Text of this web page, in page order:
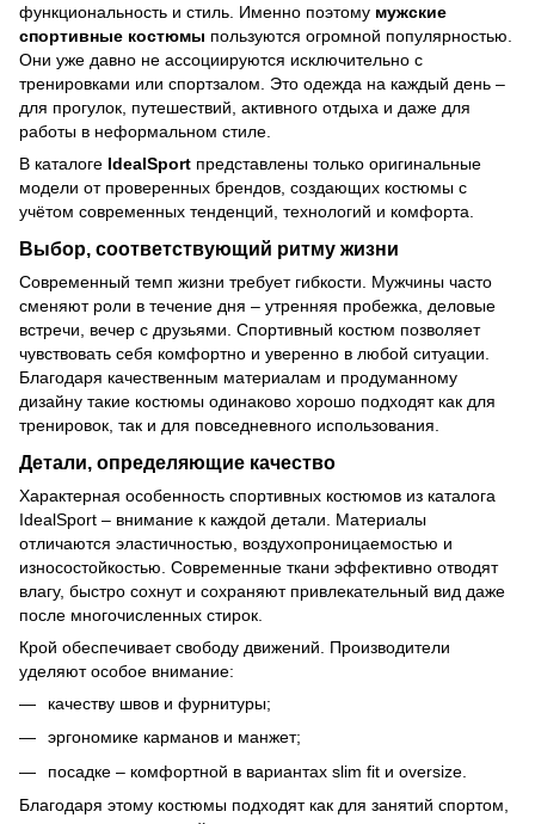
функциональность и стиль. Именно поэтому мужские
спортивные костюмы пользуются огромной популярностью.
Они уже давно не ассоциируются исключительно с
тренировками или спортзалом. Это одежда на каждый день –
для прогулок, путешествий, активного отдыха и даже для
работы в неформальном стиле.
В каталоге IdealSport представлены только оригинальные
модели от проверенных брендов, создающих костюмы с
учётом современных тенденций, технологий и комфорта.
Выбор, соответствующий ритму жизни
Современный темп жизни требует гибкости. Мужчины часто
сменяют роли в течение дня – утренняя пробежка, деловые
встречи, вечер с друзьями. Спортивный костюм позволяет
чувствовать себя комфортно и уверенно в любой ситуации.
Благодаря качественным материалам и продуманному
дизайну такие костюмы одинаково хорошо подходят как для
тренировок, так и для повседневного использования.
Детали, определяющие качество
Характерная особенность спортивных костюмов из каталога
IdealSport – внимание к каждой детали. Материалы
отличаются эластичностью, воздухопроницаемостью и
износостойкостью. Современные ткани эффективно отводят
влагу, быстро сохнут и сохраняют привлекательный вид даже
после многочисленных стирок.
Крой обеспечивает свободу движений. Производители
уделяют особое внимание:
качеству швов и фурнитуры;
эргономике карманов и манжет;
посадке – комфортной в вариантах slim fit и oversize.
Благодаря этому костюмы подходят как для занятий спортом,